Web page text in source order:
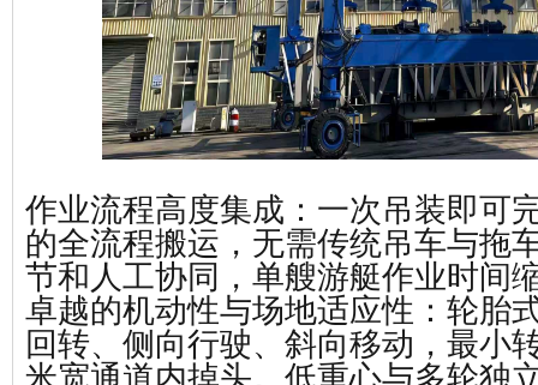
作业流程高度集成‌：一次吊装即可
的全流程搬运，无需传统吊车与拖
节和人工协同，单艘游艇作业时间
卓越的机动性与场地适应性‌：轮胎
回转‌、‌侧向行驶‌、‌斜向移动‌，最小
米宽通道内掉头。低重心与多轮独